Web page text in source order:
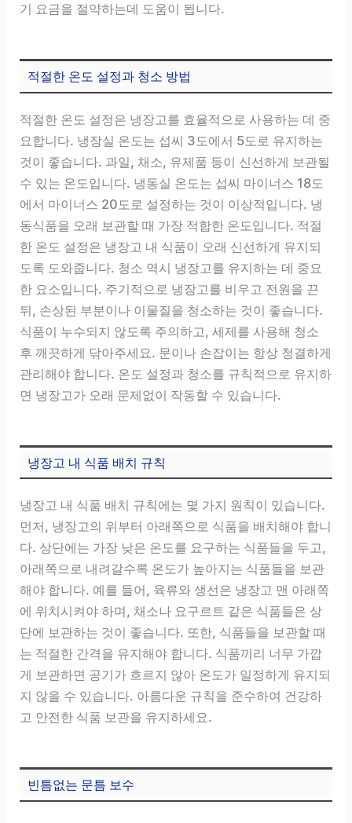
기 요금을 절약하는데 도움이 됩니다.
적절한 온도 설정과 청소 방법
적절한 온도 설정은 냉장고를 효율적으로 사용하는 데 중
요합니다. 냉장실 온도는 섭씨 3도에서 5도로 유지하는
것이 좋습니다. 과일, 채소, 유제품 등이 신선하게 보관될
수 있는 온도입니다. 냉동실 온도는 섭씨 마이너스 18도
에서 마이너스 20도로 설정하는 것이 이상적입니다. 냉
동식품을 오래 보관할 때 가장 적합한 온도입니다. 적절
한 온도 설정은 냉장고 내 식품이 오래 신선하게 유지되
도록 도와줍니다. 청소 역시 냉장고를 유지하는 데 중요
한 요소입니다. 주기적으로 냉장고를 비우고 전원을 끈
뒤, 손상된 부분이나 이물질을 청소하는 것이 좋습니다.
식품이 누수되지 않도록 주의하고, 세제를 사용해 청소
후 깨끗하게 닦아주세요. 문이나 손잡이는 항상 청결하게
관리해야 합니다. 온도 설정과 청소를 규칙적으로 유지하
면 냉장고가 오래 문제없이 작동할 수 있습니다.
냉장고 내 식품 배치 규칙
냉장고 내 식품 배치 규칙에는 몇 가지 원칙이 있습니다.
먼저, 냉장고의 위부터 아래쪽으로 식품을 배치해야 합니
다. 상단에는 가장 낮은 온도를 요구하는 식품들을 두고,
아래쪽으로 내려갈수록 온도가 높아지는 식품들을 보관
해야 합니다. 예를 들어, 육류와 생선은 냉장고 맨 아래쪽
에 위치시켜야 하며, 채소나 요구르트 같은 식품들은 상
단에 보관하는 것이 좋습니다. 또한, 식품들을 보관할 때
는 적절한 간격을 유지해야 합니다. 식품끼리 너무 가깝
게 보관하면 공기가 흐르지 않아 온도가 일정하게 유지되
지 않을 수 있습니다. 아름다운 규칙을 준수하여 건강하
고 안전한 식품 보관을 유지하세요.
빈틈없는 문틈 보수